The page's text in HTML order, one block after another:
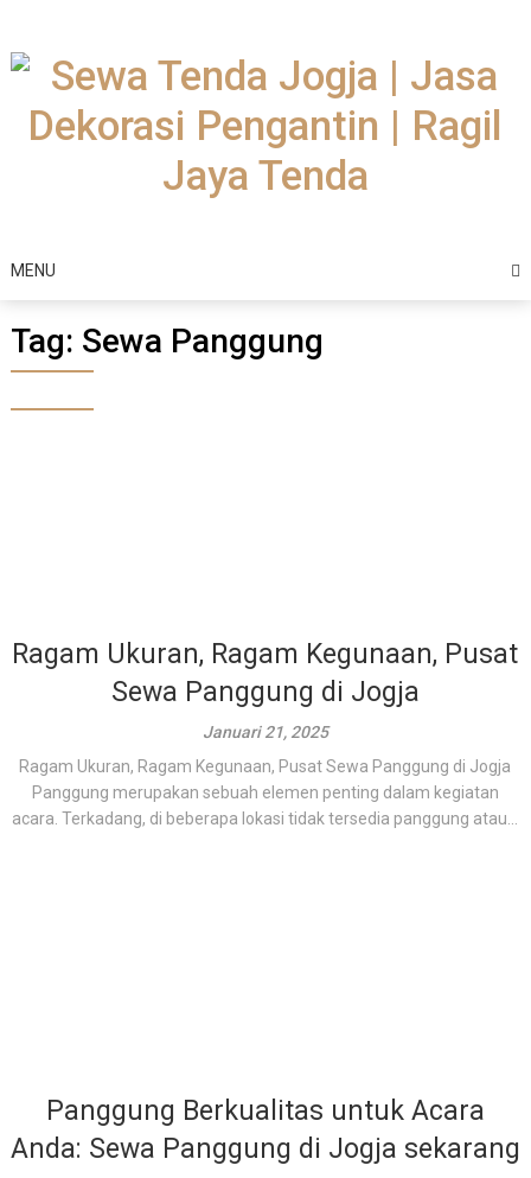
content
MENU
Tag: Sewa Panggung
Ragam Ukuran, Ragam Kegunaan, Pusat
Sewa Panggung di Jogja
Januari 21, 2025
Ragam Ukuran, Ragam Kegunaan, Pusat Sewa Panggung di Jogja
Panggung merupakan sebuah elemen penting dalam kegiatan
acara. Terkadang, di beberapa lokasi tidak tersedia panggung atau...
Panggung Berkualitas untuk Acara
Anda: Sewa Panggung di Jogja sekarang